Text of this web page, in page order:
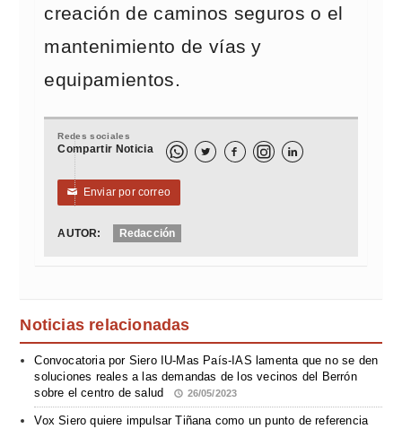
creación de caminos seguros o el
mantenimiento de vías y
equipamientos.
Redes sociales
Compartir Noticia   
✉ Enviar por correo
AUTOR: Redacción
Noticias relacionadas
Convocatoria por Siero IU-Mas País-IAS lamenta que no se den
soluciones reales a las demandas de los vecinos del Berrón
sobre el centro de salud
26/05/2023
Vox Siero quiere impulsar Tiñana como un punto de referencia